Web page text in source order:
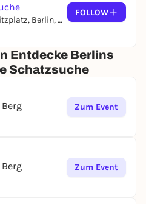
Kollwitzplatz, Kollwitzplatz, Berlin, Germany
FOLLOW
Entdecke Berlins
Schatzsuche
Zum Event
Zum Event